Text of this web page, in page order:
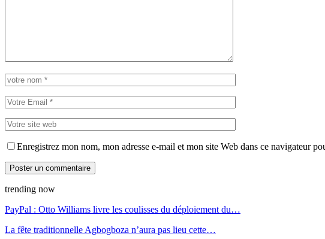
Enregistrez mon nom, mon adresse e-mail et mon site Web dans ce navigateur
trending now
PayPal : Otto Williams livre les coulisses du déploiement du…
La fête traditionnelle Agbogboza n’aura pas lieu cette…